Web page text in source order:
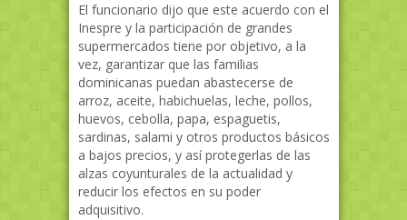
El funcionario dijo que este acuerdo con el
Inespre y la participación de grandes
supermercados tiene por objetivo, a la
vez, garantizar que las familias
dominicanas puedan abastecerse de
arroz, aceite, habichuelas, leche, pollos,
huevos, cebolla, papa, espaguetis,
sardinas, salami y otros productos básicos
a bajos precios, y así protegerlas de las
alzas coyunturales de la actualidad y
reducir los efectos en su poder
adquisitivo.